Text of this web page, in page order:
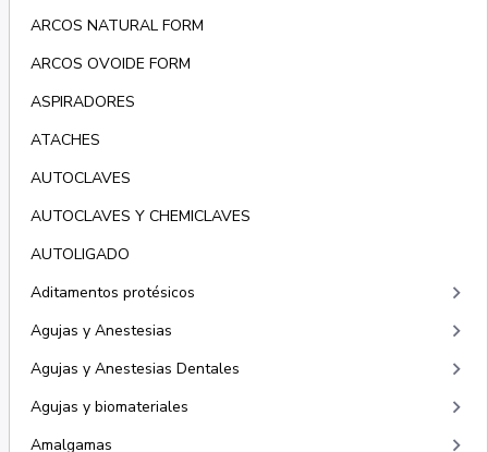
ARCOS NATURAL FORM
ARCOS OVOIDE FORM
ASPIRADORES
ATACHES
AUTOCLAVES
AUTOCLAVES Y CHEMICLAVES
AUTOLIGADO
Aditamentos protésicos
keyboard_arrow_right
Agujas y Anestesias keyboard_arrow_right
Agujas y Anestesias Dentales keyboard_arrow_right
Agujas y biomateriales keyboard_arrow_right
Amalgamas keyboard_arrow_right